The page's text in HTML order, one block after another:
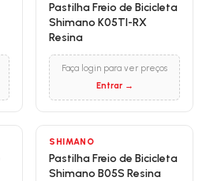
Pastilha Freio de Bicicleta
Shimano K05TI-RX
Resina
Faça login para ver preços
Entrar →
SHIMANO
Pastilha Freio de Bicicleta
Shimano B05S Resina